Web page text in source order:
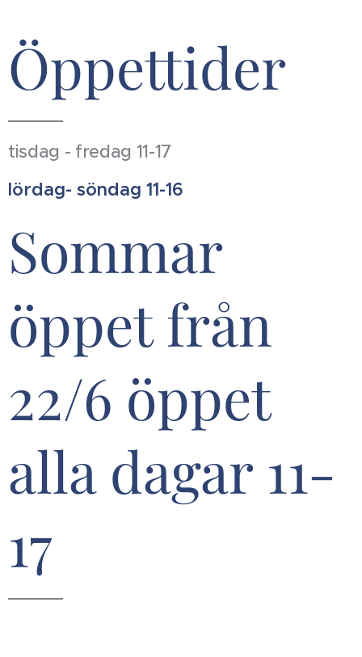
Öppettider
tisdag - fredag 11-17
lördag- söndag 11-16
Sommar
öppet från
22/6 öppet
alla dagar 11-
17